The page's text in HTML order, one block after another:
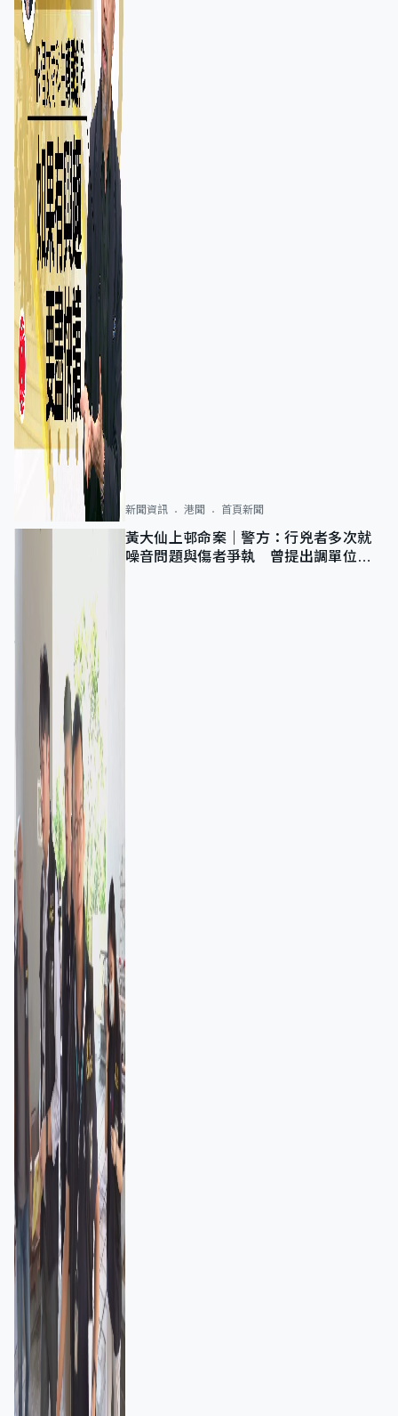
新聞資訊 港聞 首頁新聞
黃大仙上邨命案｜警方：行兇者多次就
噪音問題與傷者爭執 曾提出調單位已